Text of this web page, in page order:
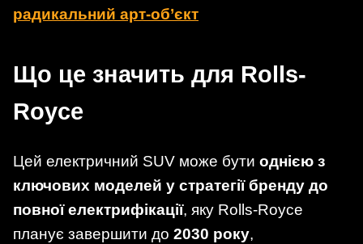
радикальний арт-об’єкт
Що це значить для Rolls-
Royce
Цей електричний SUV може бути однією з
ключових моделей у стратегії бренду до
повної електрифікації, яку Rolls-Royce
планує завершити до 2030 року,